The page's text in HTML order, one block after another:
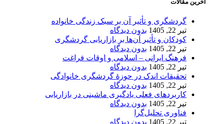
آخرین مقالات
گردشگری و تأثیر آن بر سبک زندگی خانواده
تیر 22, 1405
بدون دیدگاه
کودکان و تأثیر آن‌ها بر بازاریابی گردشگری
تیر 22, 1405
بدون دیدگاه
فرهنگ ایرانی – اسلامی و اوقات فراغت
تیر 22, 1405
بدون دیدگاه
تحقیقات اندک در حوزۀ گردشگری خانوادگی
تیر 22, 1405
بدون دیدگاه
کاربردهای فعلی یادگیری ماشینی در بازاریابی
تیر 22, 1405
بدون دیدگاه
فناوری تحلیل‌گرا
تیر 22, 1405
بدون دیدگاه